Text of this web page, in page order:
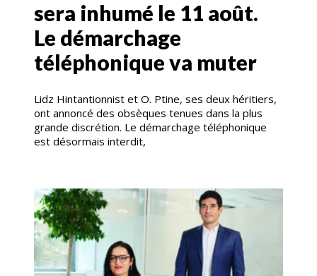
sera inhumé le 11 août.
Le démarchage
téléphonique va muter
Lidz Hintantionnist et O. Ptine, ses deux héritiers,
ont annoncé des obsèques tenues dans la plus
grande discrétion. Le démarchage téléphonique
est désormais interdit,